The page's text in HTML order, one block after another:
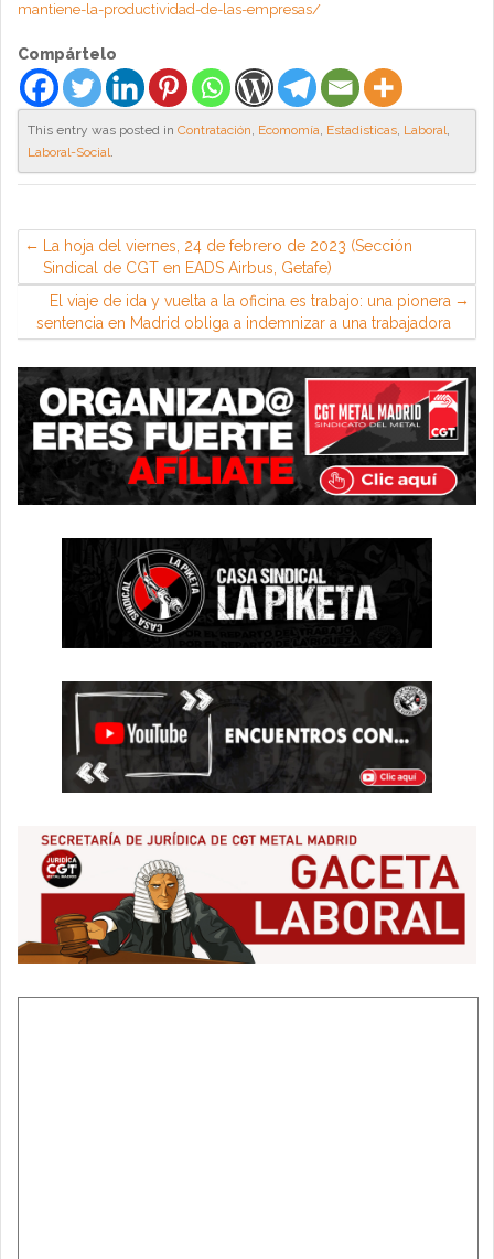
mantiene-la-productividad-de-las-empresas/
Compártelo
This entry was posted in Contratación, Ecomomía, Estadisticas, Laboral,
Laboral-Social.
La hoja del viernes, 24 de febrero de 2023 (Sección
Sindical de CGT en EADS Airbus, Getafe)
El viaje de ida y vuelta a la oficina es trabajo: una pionera
sentencia en Madrid obliga a indemnizar a una trabajadora